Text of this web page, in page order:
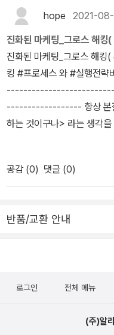
화할 소지마저 다분히 생기
공통의 목적을 분명히 설정
잘게 나누어, 매 단계마다 인
는 방식으로 이 잠재적 갈등
을 하니 신뢰가 생기며, 조
니다. 페이스북도 한때는 일
로스해킹이라는 말 자체는
인지, 마케팅 면에서 종래의
차이가 나는지 인식도 없었
조직에나 널리 퍼져 있게 마
면 '민심(?)'이 이반하는 광
설득하고 조정할 것을 강력
할 수 있는 중요한 기준입니
한 마케팅 방식인 그로스 해
한다.
적용시키는 것은 이제 필수
발 후가 아닌, 제품 개발 전
처 깨닫지 못했던 제품을 개
론 사람의 문제를 해결하는
다. 이 모든 전반에 참여하
링을 통해서 가능하다. 이를
의 문제를 해결하는 것에
협업을 통해 가능했다. 두꺼
현실적인 지표들을 제시하
료들을 통해 관찰하고 추측
뿐이다. 그로스 해킹을 어
hope 2021-
진화된 마케팅_그로스 해킹
진화된 마케팅_그로스 해킹
킹 #프로세스 와 #실행전
------------------ 항상 본질은 <근본적인 문제점을 찾아서, 해결
하는 것이구나> 라는 생각
시대에 맞는 마케팅을 생
------------ 인상적인 부분의 목차입니다.★ 전통적인 마케팅의 미
구축★ 팀을 이루는 사람들★
무엇인가?★ 머스트 해브
를 실시할 커뮤니티 찾기★
대한 깔대기 보고서 만
공감 (0) 댓글 (0)
반품/교환 안내
로그인 전체 메뉴
(주)알